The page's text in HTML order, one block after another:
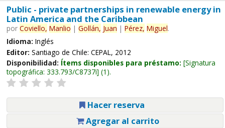
Public - private partnerships in renewable energy in
Latin America and the Caribbean
por Coviello, Manlio | Gollán, Juan | Pérez, Miguel.
Idioma: Inglés
Editor: Santiago de Chile: CEPAL, 2012
Disponibilidad: Ítems disponibles para préstamo: Signatura
topográfica: 333.793/C8737i (1).
Hacer reserva
Agregar al carrito